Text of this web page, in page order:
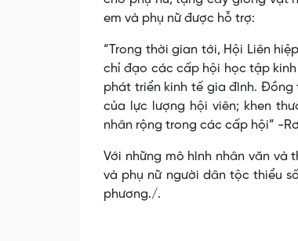
em và phụ nữ được hỗ trợ:
“Trong thời gian tới, Hội Liên
chỉ đạo các cấp hội học tập
phát triển kinh tế gia đình.
của lực lượng hội viên; khen
nhân rộng trong các cấp hội” -
Với những mô hình nhân văn
và phụ nữ người dân tộc thiểu
phương./.